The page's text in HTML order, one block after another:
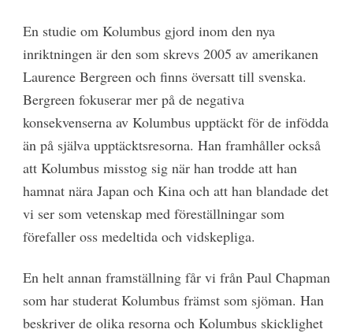
En studie om Kolumbus gjord inom den nya
inriktningen är den som skrevs 2005 av amerikanen
Laurence Bergreen och finns översatt till svenska.
Bergreen fokuserar mer på de negativa
konsekvenserna av Kolumbus upptäckt för de infödda
än på själva upptäcktsresorna. Han framhåller också
att Kolumbus misstog sig när han trodde att han
hamnat nära Japan och Kina och att han blandade det
vi ser som vetenskap med föreställningar som
förefaller oss medeltida och vidskepliga.
En helt annan framställning får vi från Paul Chapman
som har studerat Kolumbus främst som sjöman. Han
beskriver de olika resorna och Kolumbus skicklighet